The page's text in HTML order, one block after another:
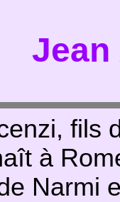
Jean
fils
à
Narmi